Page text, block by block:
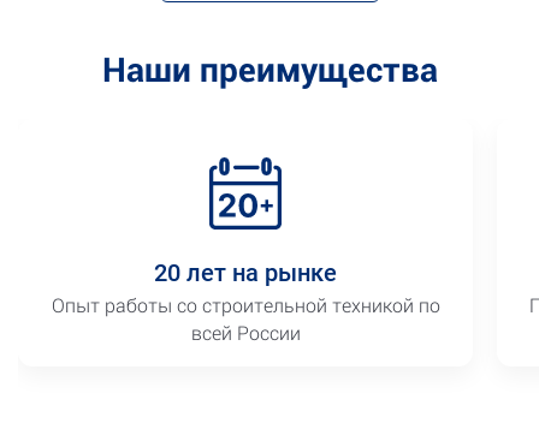
Наши преимущества
20 лет на рынке
Опыт работы со строительной техникой по
всей России